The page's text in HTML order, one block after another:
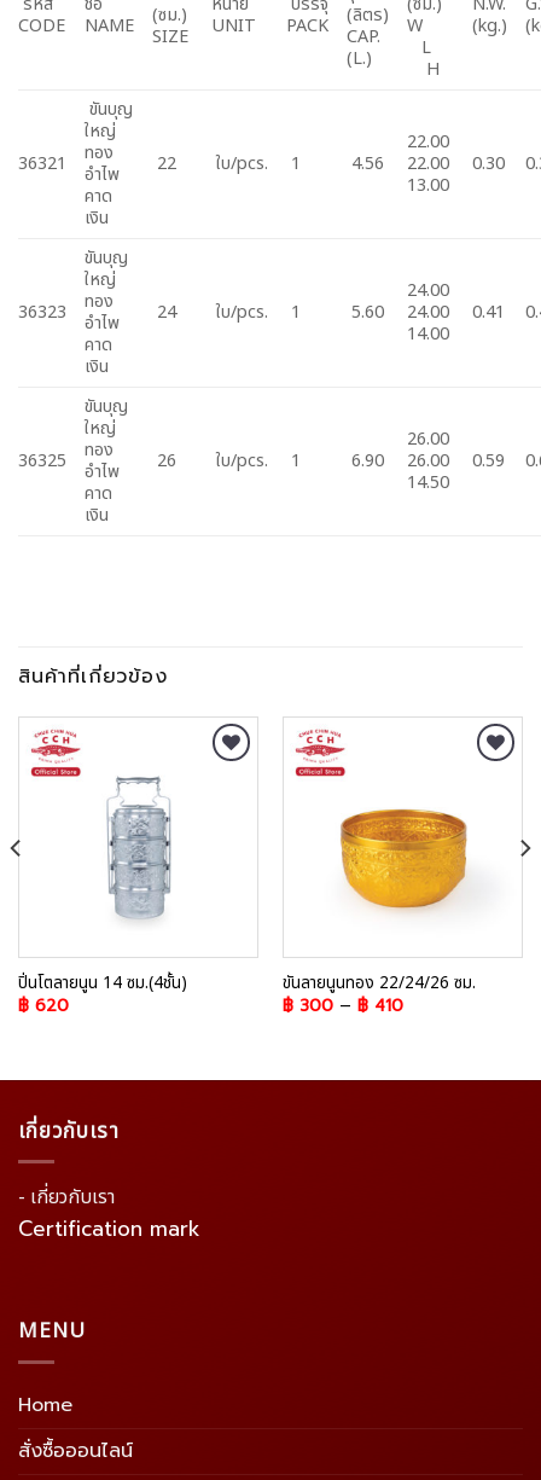
CODE
NAME
(ซม.)
SIZE
UNIT
PACK
(ลิตร)
CAP.
(L.)
W
L
H
(kg.)
36321
ขันบุญ
ใหญ่
ทอง
อำไพ
คาด
เงิน
22 ใบ/pcs. 1 4.56
22.00
22.00
13.00
0.30
36323
ขันบุญ
ใหญ่
ทอง
อำไพ
คาด
เงิน
24 ใบ/pcs. 1 5.60
24.00
24.00
14.00
0.41
36325
ขันบุญ
ใหญ่
ทอง
อำไพ
คาด
เงิน
26 ใบ/pcs. 1 6.90
26.00
26.00
14.50
0.59
สินค้าที่เกี่ยวข้อง
ปิ่นโตลายนูน 14 ซม.(4ชั้น)
฿620
ขันลายนูนทอง 22/24/26 ซม.
฿300– ฿410
เกี่ยวกับเรา
- เกี่ยวกับเรา
Certification mark
MENU
Home
สั่งซื้อออนไลน์